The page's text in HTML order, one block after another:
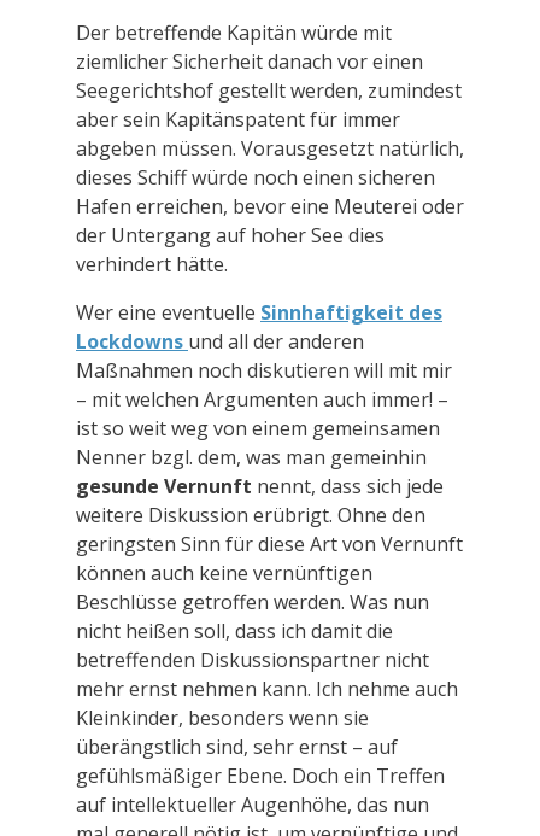
Der betreffende Kapitän würde mit
ziemlicher Sicherheit danach vor einen
Seegerichtshof gestellt werden, zumindest
aber sein Kapitänspatent für immer
abgeben müssen. Vorausgesetzt natürlich,
dieses Schiff würde noch einen sicheren
Hafen erreichen, bevor eine Meuterei oder
der Untergang auf hoher See dies
verhindert hätte.
Wer eine eventuelle Sinnhaftigkeit des
Lockdowns und all der anderen
Maßnahmen noch diskutieren will mit mir
– mit welchen Argumenten auch immer! –
ist so weit weg von einem gemeinsamen
Nenner bzgl. dem, was man gemeinhin
gesunde Vernunft nennt, dass sich jede
weitere Diskussion erübrigt. Ohne den
geringsten Sinn für diese Art von Vernunft
können auch keine vernünftigen
Beschlüsse getroffen werden. Was nun
nicht heißen soll, dass ich damit die
betreffenden Diskussionspartner nicht
mehr ernst nehmen kann. Ich nehme auch
Kleinkinder, besonders wenn sie
überängstlich sind, sehr ernst – auf
gefühlsmäßiger Ebene. Doch ein Treffen
auf intellektueller Augenhöhe, das nun